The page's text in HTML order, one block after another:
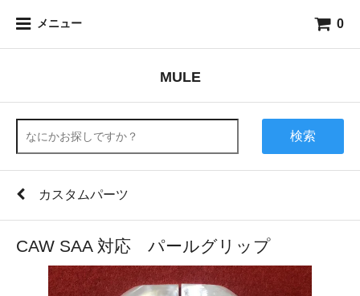
メニュー 0
MULE
検索
カスタムパーツ
CAW SAA 対応 パールグリップ